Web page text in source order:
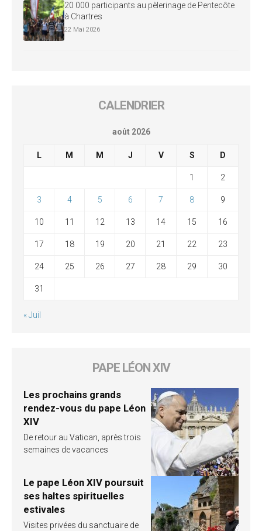
20 000 participants au pèlerinage de Pentecôte
à Chartres
22 Mai 2026
CALENDRIER
août 2026
L M M J V S D
1 2
3 4 5 6 7 8 9
10 11 12 13 14 15 16
17 18 19 20 21 22 23
24 25 26 27 28 29 30
31
« Juil
PAPE LÉON XIV
Les prochains grands
rendez-vous du pape Léon
XIV
De retour au Vatican, après trois
semaines de vacances
Le pape Léon XIV poursuit
ses haltes spirituelles
estivales
Visites privées du sanctuaire de